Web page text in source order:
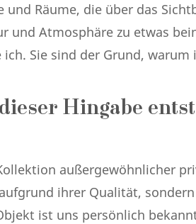
und Räume, die über das
und Atmosphäre zu etwas
Sie sind der Grund,
Hingabe
außergewöhnlicher
ihrer Qualität,
ist uns persönlich